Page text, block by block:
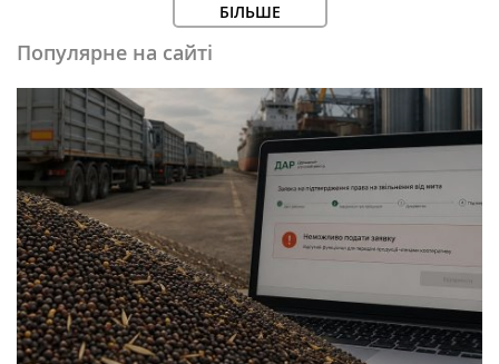
БІЛЬШЕ
Популярне на сайті